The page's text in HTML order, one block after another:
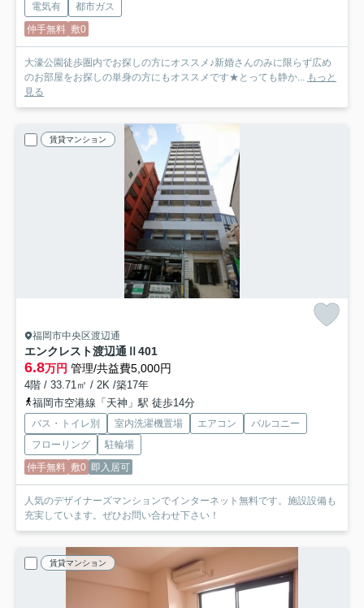
電気有
都市ガス
仲手無料 敷0
大濠公園徒歩圏内でお探しの方にオススメ♪新婚さんのみに限らず広め
のお部屋をお探しの単身の方にもオススメです★とっても静か... もっと
見る
賃貸マンション
福岡市中央区渡辺通
エンクレスト渡辺通Ⅱ 401
6.8万円 管理/共益費5,000円
4階 / 33.71㎡ / 2K /築17年
福岡市空港線「天神」駅 徒歩14分
バス・トイレ別 室内洗濯機置場 エアコン
バルコニー
フローリング
駐輪場
仲手無料 敷0 即入居可
人気のデザイナーズマンションでインターネット無料です。施設設備も
充実しています。ぜひお問い合わせ下さい！
賃貸マンション